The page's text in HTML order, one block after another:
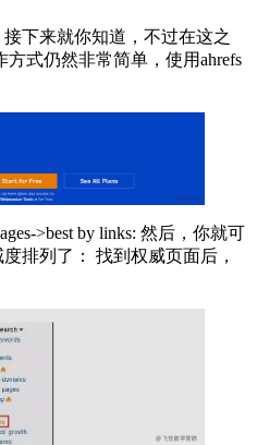
下来就你知道，不过在这之
式仍然非常简单，使用ahrefs
>best by links: 然后，你就可
排列了： 找到权威页面后，